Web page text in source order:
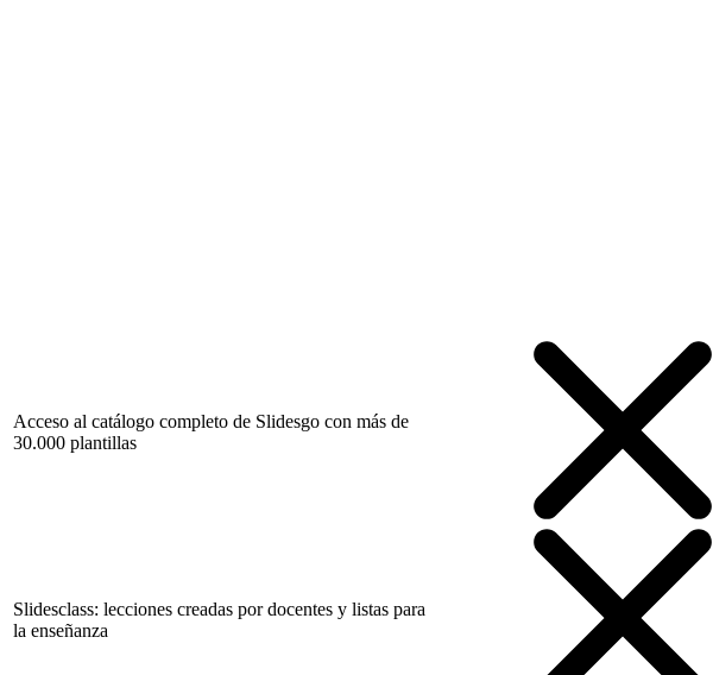
Acceso al catálogo completo de Slidesgo con más de
30.000 plantillas
Slidesclass: lecciones creadas por docentes y listas para
la enseñanza